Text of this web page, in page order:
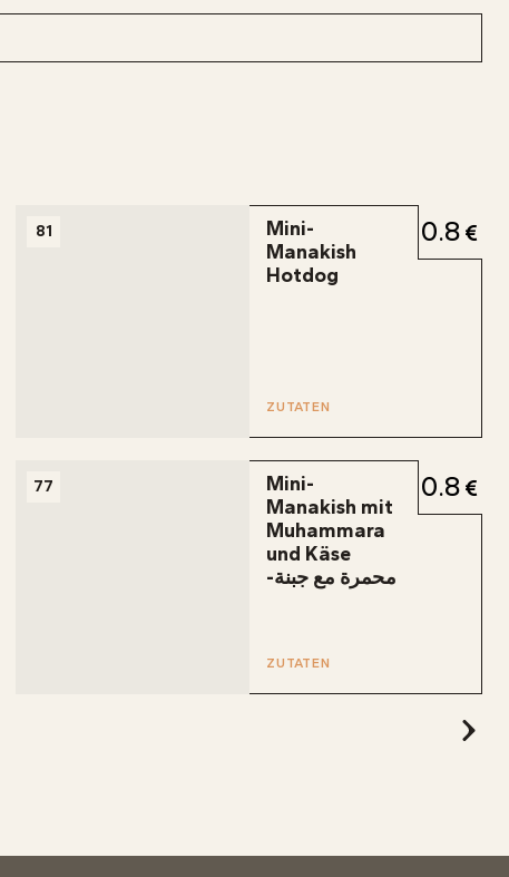
81
Mini-
Manakish
Hotdog
0.8
ZUTATEN
77
Mini-
Manakish mit
Muhammara
und Käse
-محمرة مع جبنة
0.8
ZUTATEN